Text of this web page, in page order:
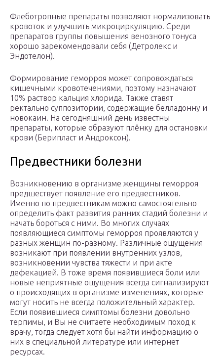
Флеботропные препараты позволяют нормализовать
кровоток и улучшить микроциркуляцию. Среди
препаратов группы повышения венозного тонуса
хорошо зарекомендовали себя (Детролекс и
Эндотелон).
Формирование геморроя может сопровождаться
кишечными кровотечениями, поэтому назначают
10% раствор кальция хлорида. Также ставят
ректально суппозитории, содержащие белладонну и
новокаин. На сегодняшний день известны
препараты, которые образуют плёнку для остановки
крови (Берипласт и Андроксон).
Предвестники болезни
Возникновению в организме женщины геморроя
предшествует появление его предвестников.
Именно по предвестникам можно самостоятельно
определить факт развития ранних стадий болезни и
начать бороться с ними. Во многих случаях
появляющиеся симптомы геморроя проявляются у
разных женщин по-разному. Различные ощущения
возникают при появлении внутренних узлов,
возникновении чувства тяжести и при акте
дефекацией. В тоже время появившиеся боли или
новые неприятные ощущения всегда сигнализируют
о происходящих в организме изменениях, которые
могут носить не всегда положительный характер.
Если появившиеся симптомы болезни довольно
терпимы, и Вы не считаете необходимым поход к
врачу, тогда следует хотя бы найти информацию о
них в специальной литературе или интернет
ресурсах.